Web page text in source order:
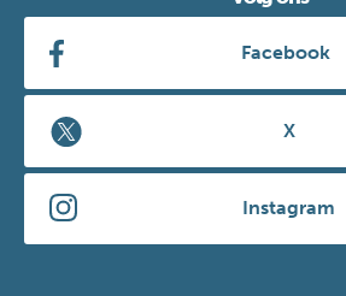
Facebook
X
Instagram